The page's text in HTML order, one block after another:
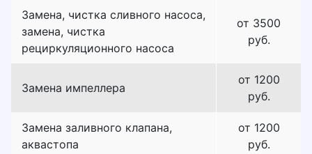
Замена, чистка сливного насоса,
замена, чистка
рециркуляционного насоса
от 3500
руб.
Замена импеллера
от 1200
руб.
Замена заливного клапана,
аквастопа
от 1200
руб.